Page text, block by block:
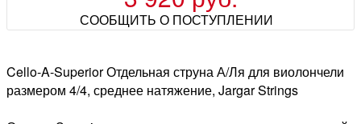
СООБЩИТЬ О ПОСТУПЛЕНИИ
Cello-A-Superior Отдельная струна А/Ля для виолончели
размером 4/4, среднее натяжение, Jargar Strings